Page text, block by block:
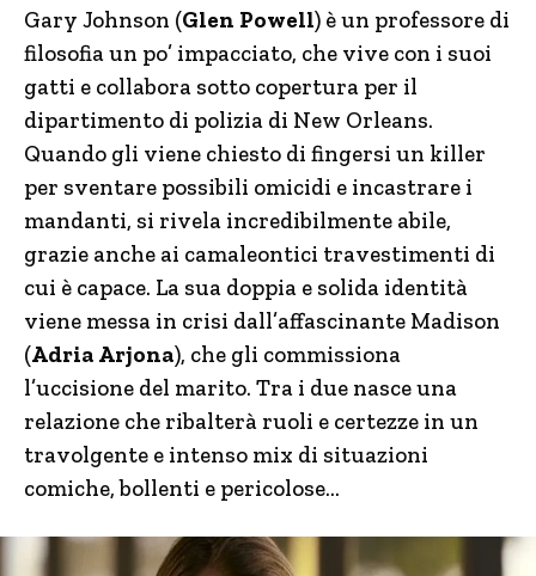
Gary Johnson (Glen Powell) è un professore di
filosofia un po’ impacciato, che vive con i suoi
gatti e collabora sotto copertura per il
dipartimento di polizia di New Orleans.
Quando gli viene chiesto di fingersi un killer
per sventare possibili omicidi e incastrare i
mandanti, si rivela incredibilmente abile,
grazie anche ai camaleontici travestimenti di
cui è capace. La sua doppia e solida identità
viene messa in crisi dall’affascinante Madison
(Adria Arjona), che gli commissiona
l’uccisione del marito. Tra i due nasce una
relazione che ribalterà ruoli e certezze in un
travolgente e intenso mix di situazioni
comiche, bollenti e pericolose…